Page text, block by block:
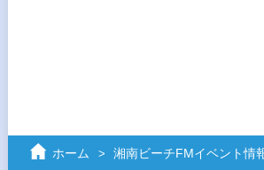
ホーム 湘南ビーチFMイベント情